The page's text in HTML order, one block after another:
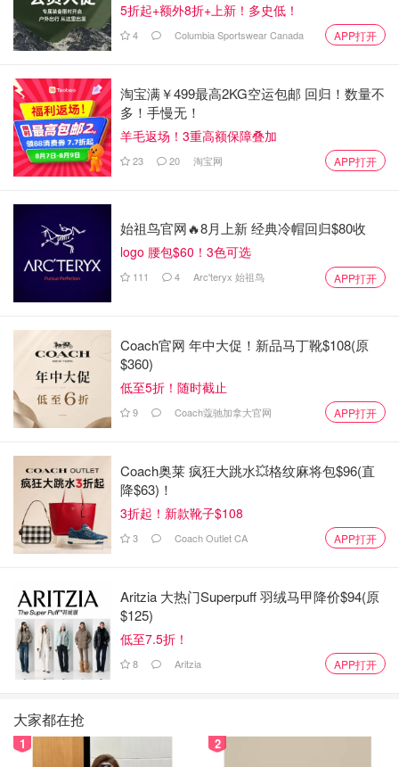
5折起+额外8折+上新！多史低！
4 Columbia Sportswear Canada APP打开
淘宝满￥499最高2KG空运包邮 回归！数量不
多！手慢无！
羊毛返场！3重高额保障叠加
23 20 淘宝网 APP打开
始祖鸟官网🔥8月上新 经典冷帽回归$80收
logo 腰包$60！3色可选
111 4 Arc'teryx 始祖鸟 APP打开
Coach官网 年中大促！新品马丁靴$108(原
$360)
低至5折！随时截止
9 Coach蔻驰加拿大官网 APP打开
Coach奥莱 疯狂大跳水💥格纹麻将包$96(直
降$63)！
3折起！新款靴子$108
3 Coach Outlet CA APP打开
Aritzia 大热门Superpuff 羽绒马甲降价$94(原
$125)
低至7.5折！
8 Aritzia APP打开
大家都在抢
1 2